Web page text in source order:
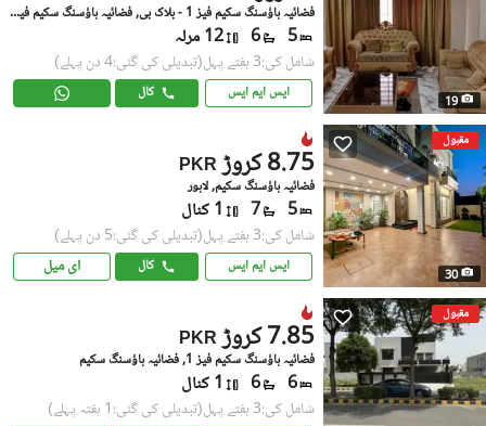
19
فضائیہ ہاؤسنگ سکیم فیز 1 - بلاک بی, فضائیہ ہاؤسنگ سکیم فیز 1
5
6 12 مرلہ
شامل کی:3 ہفتے پہل (تبدیلی کی گئی:4 دن پہلے)
ایس ایم ایس کال
مقبول
30
PKR 8.75 کروڑ
فضائیہ ہاؤسنگ سکیم, لاہور
5
7 1 کنال
شامل کی:3 ہفتے پہل (تبدیلی کی گئی:5 دن پہلے)
ایس ایم ایس کال ای میل
مقبول
PKR 7.85 کروڑ
فضائیہ ہاؤسنگ سکیم فیز 1, فضائیہ ہاؤسنگ سکیم
6
6 1 کنال
شامل کی:3 ہفتے پہل (تبدیلی کی گئی:1 ہفتہ پہلے)